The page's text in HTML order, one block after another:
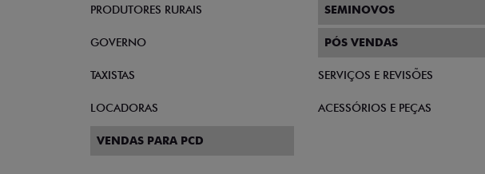
PRODUTORES RURAIS
GOVERNO
TAXISTAS
LOCADORAS
VENDAS PARA PCD
SEMINOVOS
PÓS VENDAS
SERVIÇOS E REVISÕES
ACESSÓRIOS E PEÇAS